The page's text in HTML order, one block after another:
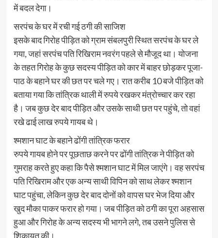
में बदल देगा।
सरपंच के घर में रची गई ठगी की साजिश
इसके बाद गिरोह पीड़ित को ग्राम संबलपुरी स्थित सरपंच के घर ले
गया, जहां सरपंच पति रिखिराम नवरंग पहले से मौजूद था। योजना
के तहत गिरोह के कुछ सदस्य पीड़ित को कार में बाहर छोड़कर पूजा-
पाठ के बहाने घर की छत पर चले गए। रात करीब 10 बजे पीड़ित को
बताया गया कि तांत्रिक थाली में रुपये रखकर मंत्रोच्चार कर रहा
है। जब कुछ देर बाद पीड़ित और उसके साथी छत पर पहुंचे, तो वहां
रखे ढाई लाख रुपये गायब थे।
श्मशान घाट के बहाने ढोंगी तांत्रिक फरार
रुपये गायब होने पर पूछताछ करने पर ढोंगी तांत्रिक ने पीड़ित को
गुमराह करते हुए कहा कि पैसे श्मशान घाट में मिल जाएंगे। वह सरपंच
पति रिखिराम और एक अन्य साथी विपिन को साथ लेकर श्मशान
घाट पहुंचा, लेकिन कुछ देर बाद दोनों को वापस घर भेज दिया और
खुद मौका पाकर फरार हो गया। जब पीड़ित को ठगी का पूरा अहसास
हुआ और गिरोह के अन्य सदस्य भी भागने लगे, तब उसने पुलिस से
शिकायत की।